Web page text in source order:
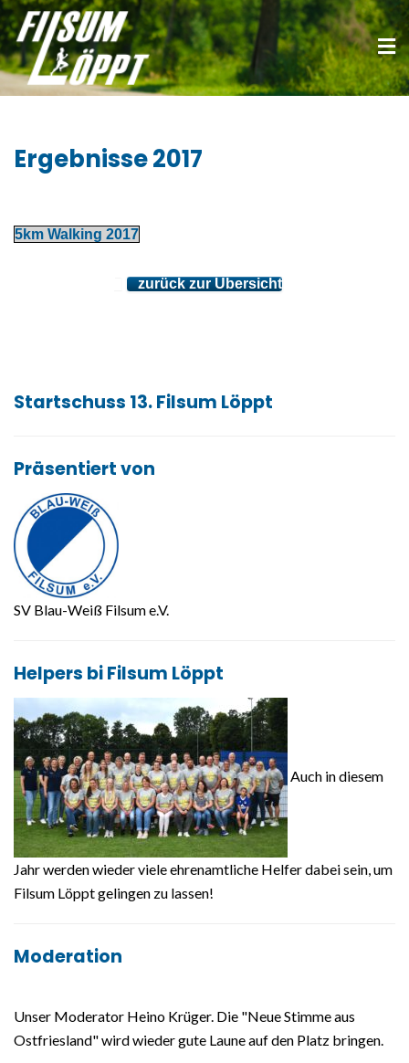
Ergebnisse 2017
5km Walking 2017
zurück zur Übersicht
Startschuss 13. Filsum Löppt
Präsentiert von
SV Blau-Weiß Filsum e.V.
Helpers bi Filsum Löppt
Auch in diesem
Jahr werden wieder viele ehrenamtliche Helfer dabei sein, um
Filsum Löppt gelingen zu lassen!
Moderation
Unser Moderator Heino Krüger. Die "Neue Stimme aus
Ostfriesland" wird wieder gute Laune auf den Platz bringen.